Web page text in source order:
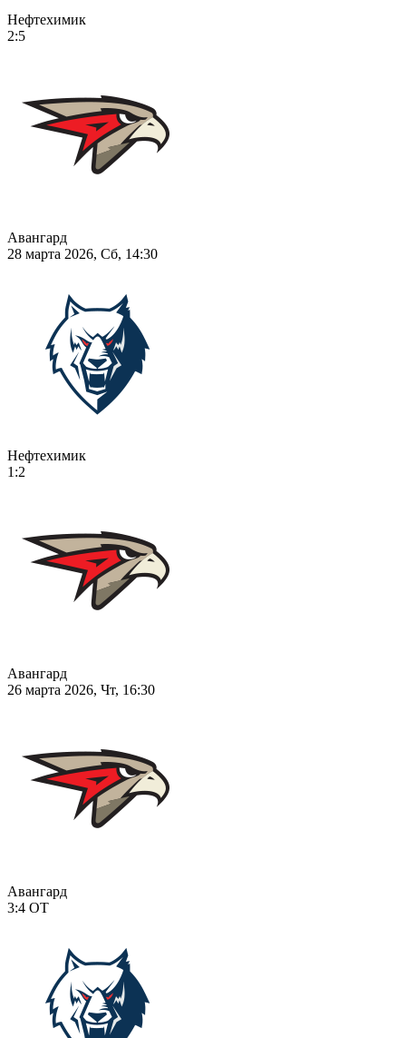
Нефтехимик
2:5
Авангард
28 марта 2026, Сб, 14:30
Нефтехимик
1:2
Авангард
26 марта 2026, Чт, 16:30
Авангард
3:4 ОТ